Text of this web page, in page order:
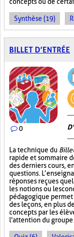
Synthèse (19)
BILLET D’ENTRÉE
0
La technique du
rapide et sommaire
des derniers cours,
questions.
réponses reçues
les notions ou les
pédagogique
des leçons, en plus
concepts par les
l'attention du